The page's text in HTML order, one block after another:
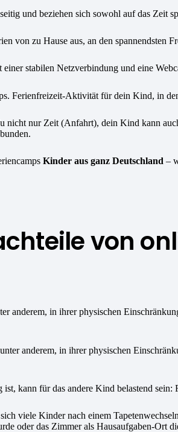
von zu Hause aus, an den spannendsten
stabilen Netzverbindung und eine
Ferienfreizeit-Aktivität für dein Kind, in
nicht nur Zeit (Anfahrt), dein Kind kann
Kinder aus ganz Deutschland –
von
anderem, in ihrer physischen
kann für das andere Kind belastend sein:
viele Kinder nach einem
oder das Zimmer als Hausaufgaben-Ort